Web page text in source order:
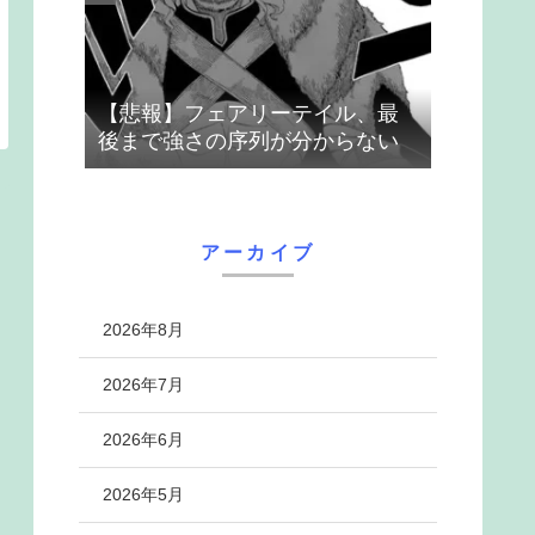
【悲報】フェアリーテイル、最
後まで強さの序列が分からない
アーカイブ
2026年8月
2026年7月
2026年6月
2026年5月